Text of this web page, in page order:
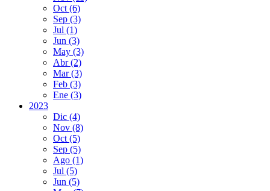
Oct (6)
Sep (3)
Jul (1)
Jun (3)
May (3)
Abr(2)
Mar(3)
Feb (3)
Ene (3)
2023
Dic (4)
Nov (8)
Oct (5)
Sep (5)
Ago (1)
Jul (5)
Jun (5)